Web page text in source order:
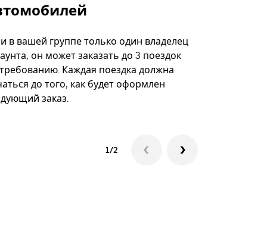
в вашей группе только один владелец
он может заказать до 3 поездок
Каждая поездка должна
до того, как будет оформлен
заказ.
1/2